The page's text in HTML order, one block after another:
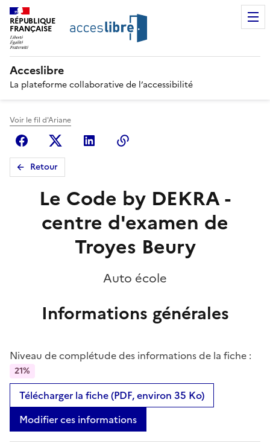
RÉPUBLIQUE
FRANÇAISE
Acceslibre
La plateforme collaborative de l’accessibilité
Voir le fil d'Ariane
FacebookX (anciennement Twitter)
Linkedin
Retour
Le Code by DEKRA -
centre d'examen de
Troyes Beury
Auto école
Informations générales
Niveau de complétude des informations de la fiche :
21%
Télécharger la fiche (PDF, environ 35 Ko)
Modifier ces informations